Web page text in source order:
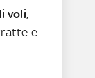
voli,
e